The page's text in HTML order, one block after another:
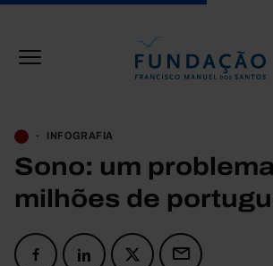
INFOGRAFIA
Sono: um
milhões de